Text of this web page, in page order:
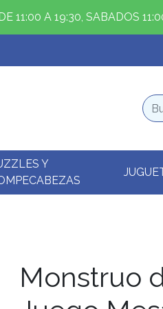
11:00 A 19:30, SABADOS
Y
Monstruo